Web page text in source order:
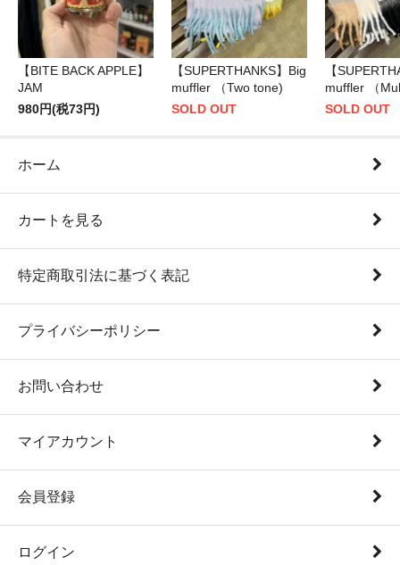
【BITE BACK APPLE】
JAM
980円(税73円)
【SUPERTHANKS】Big
muffler （Two tone)
SOLD OUT
【
muffler （
SOLD OUT
ホーム
カートを見る
特定商取引法に基づく表記
プライバシーポリシー
お問い合わせ
マイアカウント
会員登録
ログイン